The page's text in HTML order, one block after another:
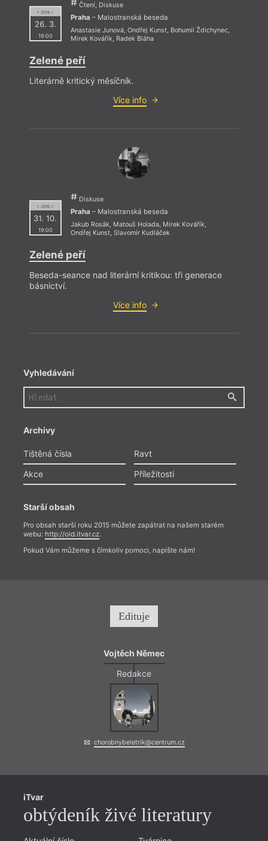
= 2018 =
26. 3.
19:00
Čtení, Diskuse
Praha – Malostranská beseda
Anastasie Junová, Ondřej Kunst, Bohumil Ždichynec,
Mirek Kovářík, Radek Bláha
Zelené peří
Literárně kritický měsíčník.
Více info
= 2016 =
31. 10.
19:00
Diskuse
Praha – Malostranská beseda
Jakub Rosák, Matouš Holada, Mirek Kovářík,
Ondřej Kunst, Slavomír Kudláček
Zelené peří
Beseda-seance nad literární kritikou: tři generace
básnictví.
Více info
Vyhledávání
Archivy
Tištěná čísla
Ravt
Akce
Příležitosti
Starší obsah
Pro obsah starší roku 2015 můžete zapátrat na našem starém
webu: http://old.itvar.cz.
Pokud Vám můžeme s čímkoliv pomoci, napište nám!
Edituje
Vojtěch Němec
Redakce
chorobnybeletrik@centrum.cz
iTvar
obtýdeník živé literatury